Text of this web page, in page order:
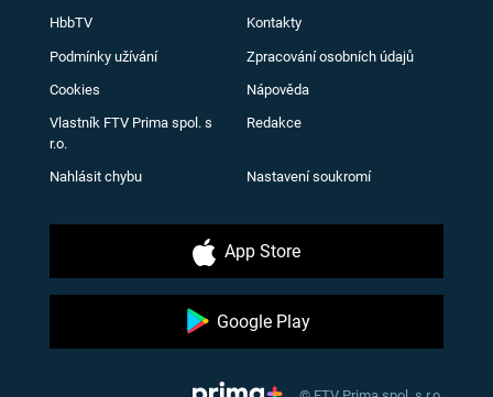
HbbTV Kontakty
Podmínky užívání Zpracování osobních údajů
Cookies Nápověda
Vlastník FTV Prima spol. s
r.o.
Redakce
Nahlásit chybu Nastavení soukromí
App Store
Google Play